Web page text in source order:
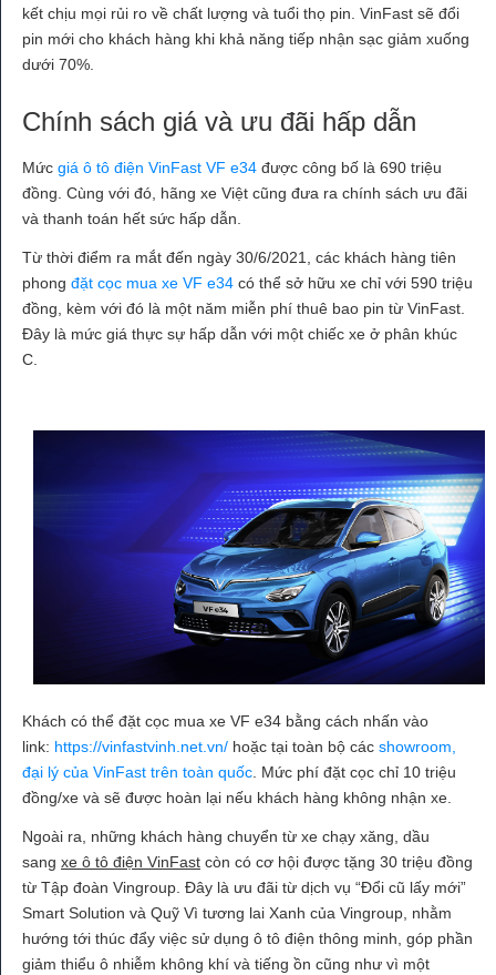
kết chịu mọi rủi ro về chất lượng và tuổi thọ pin. VinFast sẽ đổi
pin mới cho khách hàng khi khả năng tiếp nhận sạc giảm xuống
dưới 70%.
Chính sách giá và ưu đãi hấp dẫn
Mức giá ô tô điện VinFast VF e34 được công bố là 690 triệu
đồng. Cùng với đó, hãng xe Việt cũng đưa ra chính sách ưu đãi
và thanh toán hết sức hấp dẫn.
Từ thời điểm ra mắt đến ngày 30/6/2021, các khách hàng tiên
phong đặt cọc mua xe VF e34 có thể sở hữu xe chỉ với 590 triệu
đồng, kèm với đó là một năm miễn phí thuê bao pin từ VinFast.
Đây là mức giá thực sự hấp dẫn với một chiếc xe ở phân khúc
C.
Khách có thể đặt cọc mua xe VF e34 bằng cách nhấn vào
link: https://vinfastvinh.net.vn/ hoặc tại toàn bộ các showroom,
đại lý của VinFast trên toàn quốc. Mức phí đặt cọc chỉ 10 triệu
đồng/xe và sẽ được hoàn lại nếu khách hàng không nhận xe.
Ngoài ra, những khách hàng chuyển từ xe chạy xăng, dầu
sang xe ô tô điện VinFast còn có cơ hội được tặng 30 triệu đồng
từ Tập đoàn Vingroup. Đây là ưu đãi từ dịch vụ “Đổi cũ lấy mới”
Smart Solution và Quỹ Vì tương lai Xanh của Vingroup, nhằm
hướng tới thúc đẩy việc sử dụng ô tô điện thông minh, góp phần
giảm thiểu ô nhiễm không khí và tiếng ồn cũng như vì một